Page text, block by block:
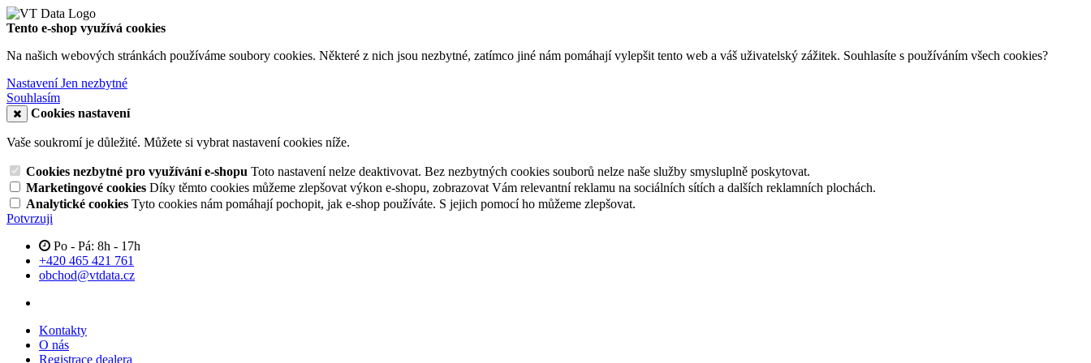
Tento e-shop využívá cookies
Na našich webových stránkách používáme soubory cookies. Některé z nich jsou nezbytné, zatímco jiné nám pomáhají vylepšit tento web a váš uživatelský zážitek. Souhlasíte s používáním všech cookies?
NastaveníJen nezbytné
Souhlasím
Cookies nastavení
Vaše soukromí je důležité. Můžete si vybrat nastavení cookies níže.
Cookies nezbytné pro využívání e-shopu Toto nastavení nelze deaktivovat. Bez nezbytných cookies souborů nelze naše služby smysluplně poskytovat.
Marketingové cookies Díky těmto cookies můžeme zlepšovat výkon e-shopu, zobrazovat Vám relevantní reklamu na sociálních sítích a dalších reklamních plochách.
Analytické cookies Tyto cookies nám pomáhají pochopit, jak e-shop používáte. S jejich pomocí ho můžeme zlepšovat.
Potvrzuji
Po - Pá: 8h - 17h
+420 465 421 761
obchod@vtdata.cz
Kontakty
O nás
Registrace dealera